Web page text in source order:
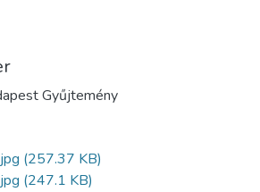
Gyűjtemény
(257.37 KB)
(247.1 KB)